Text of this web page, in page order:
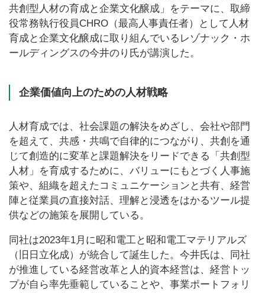
共創型人材の育成と企業文化醸成」をテーマに、取締
役常務執行役員CHRO（最高人事責任者）として人材
育成と企業文化醸成に取り組んでいるレゾナック・ホ
ールディングスの今井のり氏が講演した。
企業価値向上のための人材戦略
同社は2023年1月に昭和電工と昭和電工マテリアルズ
（旧日立化成）が統合して誕生した。今井氏は、同社
が推進している経営改革と人的資本経営は、経営トッ
プが自ら率先垂範していることや、事業ポートフォリ
人材育成では、社会課題の解決をめざし、会社や部門
を超えて、共感・共鳴で自律的につながり、共創を通
じて創造的に変革と課題解決をリードできる「共創型
人材」を育成するために、バリューにもとづく人事施
策や、組織を超えたコミュニケーションと共有、経営
陣と従業員の直接対話、理解と浸透をはかるツール提
供などの施策を展開している。